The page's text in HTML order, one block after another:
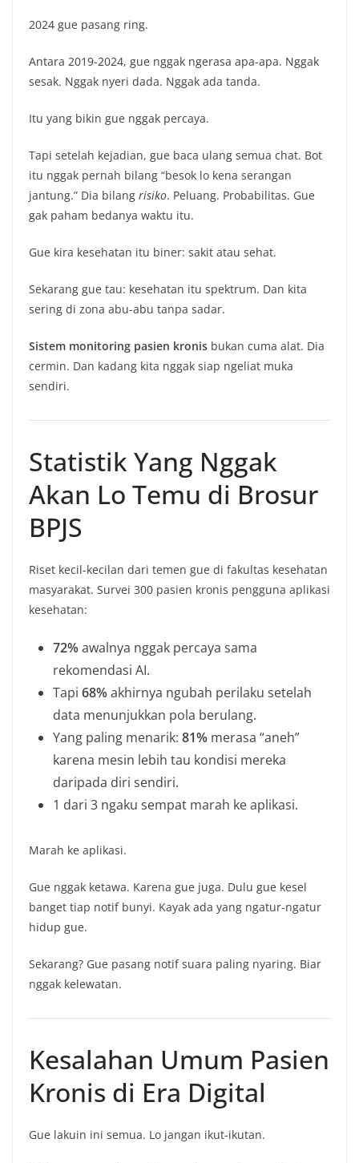
2024 gue pasang ring.
Antara 2019-2024, gue nggak ngerasa apa-apa. Nggak
sesak. Nggak nyeri dada. Nggak ada tanda.
Itu yang bikin gue nggak percaya.
Tapi setelah kejadian, gue baca ulang semua chat. Bot
itu nggak pernah bilang “besok lo kena serangan
jantung.” Dia bilang risiko. Peluang. Probabilitas. Gue
gak paham bedanya waktu itu.
Gue kira kesehatan itu biner: sakit atau sehat.
Sekarang gue tau: kesehatan itu spektrum. Dan kita
sering di zona abu-abu tanpa sadar.
Sistem monitoring pasien kronis bukan cuma alat. Dia
cermin. Dan kadang kita nggak siap ngeliat muka
sendiri.
Statistik Yang Nggak
Akan Lo Temu di Brosur
BPJS
Riset kecil-kecilan dari temen gue di fakultas kesehatan
masyarakat. Survei 300 pasien kronis pengguna aplikasi
kesehatan:
72%awalnya nggak percaya sama
rekomendasi AI.
Tapi 68%akhirnya ngubah perilaku setelah
data menunjukkan pola berulang.
Yang paling menarik: 81% merasa “aneh”
karena mesin lebih tau kondisi mereka
daripada diri sendiri.
1 dari 3 ngaku sempat marah ke aplikasi.
Marah ke aplikasi.
Gue nggak ketawa. Karena gue juga. Dulu gue kesel
banget tiap notif bunyi. Kayak ada yang ngatur-ngatur
hidup gue.
Sekarang? Gue pasang notif suara paling nyaring. Biar
nggak kelewatan.
Kesalahan Umum Pasien
Kronis di Era Digital
Gue lakuin ini semua. Lo jangan ikut-ikutan.